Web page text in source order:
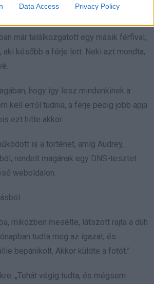
Data Access Privacy Policy
A szakításuk után tudta meg,
már találkozgatott egy másik férfival,
aki később a férje lett. Neki azt mondta,
hogy így lesz mindenkinek a
kell erről tudnia, a férje pedig jobb apja
ezt hitte akkor.
is a történet, amíg Audrey,
rendelt magának egy DNS-tesztet
weboldalon.
miközben mesélte, látszott rajta a düh
tudta meg az igazat, és
bepánikolt. Akkor küldte a fotót.”
„Tehát végig tudta, és mégsem